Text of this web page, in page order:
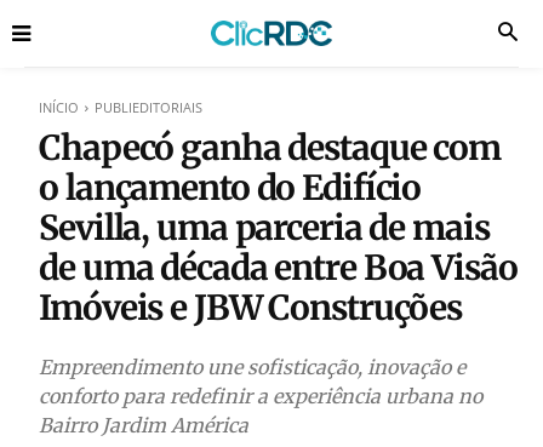
INÍCIO PUBLIEDITORIAIS
Chapecó ganha destaque com
o lançamento do Edifício
Sevilla, uma parceria de mais
de uma década entre Boa Visão
Imóveis e JBW Construções
Empreendimento une sofisticação, inovação e
conforto para redefinir a experiência urbana no
Bairro Jardim América